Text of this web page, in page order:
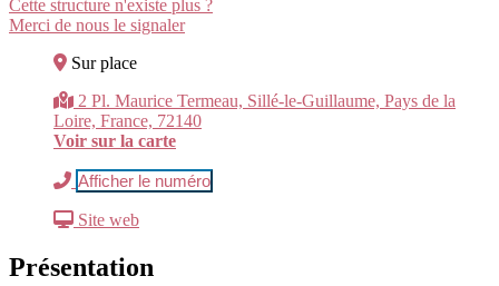
Cette structure n'existe plus ?
Merci de nous le signaler
Sur place
2 Pl. Maurice Termeau, Sillé-le-Guillaume, Pays de la
Loire, France, 72140
Voir sur la carte
Afficher le numéro
Site web
Présentation